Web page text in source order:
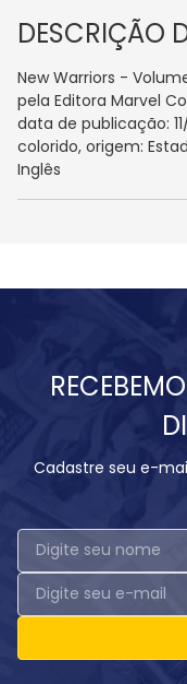
DESCRIÇÃO
New Warriors -
pela Editora Marvel
data de publicação:
colorido, origem:
Inglês
Cadastre seu e-